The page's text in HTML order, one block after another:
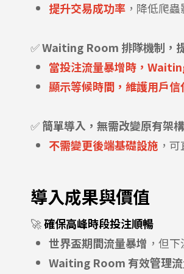
提升交易成功率 ，降低爬
✅Waiting Room 排隊機制，
當投注流量暴增時，
顯示等候時間，維護用戶信
✅簡單導入，無需改變原有架構
不需變更後端基礎設施 ，
導入成果與價值
🚀確保高峰時段投注順暢
世界盃期間流量暴增 ，但
Waiting Room 有效管理